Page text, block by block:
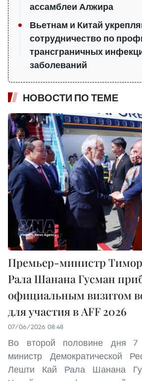
ассамблеи Алжира
Вьетнам и Китай
сотрудничество по
трансграничных
заболеваний
НОВОСТИ ПО ТЕМЕ
Премьер-министр
Рала Шанана Гусман
официальным визитом
для участия в AFF 2026
07/06/2026 08:48
Во второй половине дня
министр Демократической
Лешти Кай Рала Шанана